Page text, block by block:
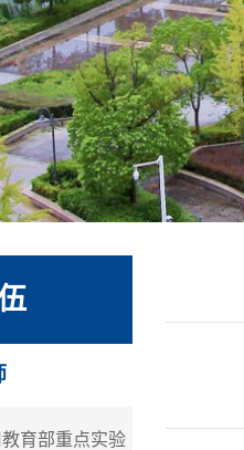
育部重点实验